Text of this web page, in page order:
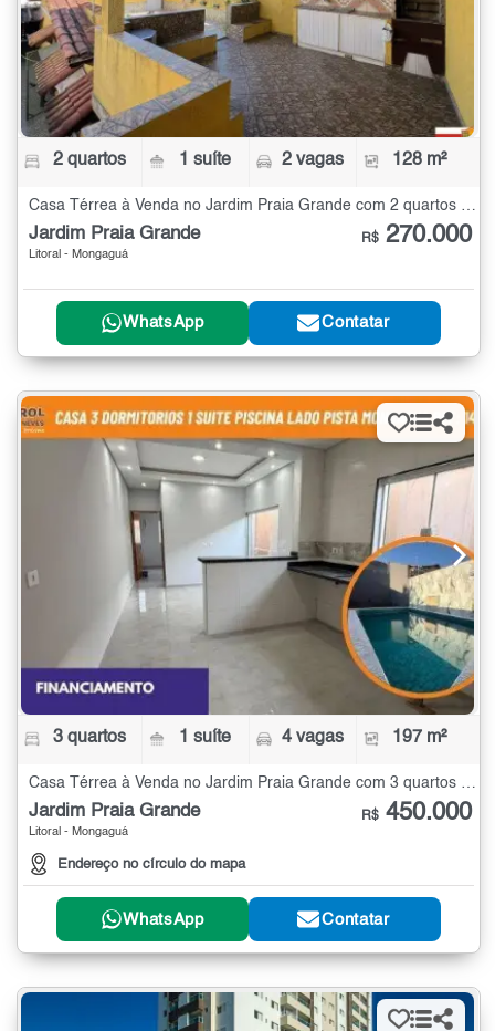
2 quartos 1 suíte 2 vagas 128 m²
Jardim Praia Grande
Litoral - Mongaguá
R$ 270.000
WhatsApp Contatar
3 quartos 1 suíte 4 vagas 197 m²
Casa Térrea à Venda no Jardim Praia Grande com 3 quartos - 197 m²
Jardim Praia Grande
Litoral - Mongaguá
Endereço no círculo do mapa
R$ 450.000
WhatsApp Contatar